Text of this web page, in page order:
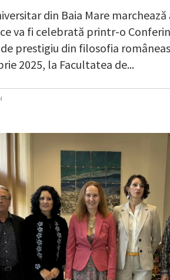
din Baia Mare marchează
va fi celebrată printr-o
prestigiu din filosofia
2025, la Facultatea de